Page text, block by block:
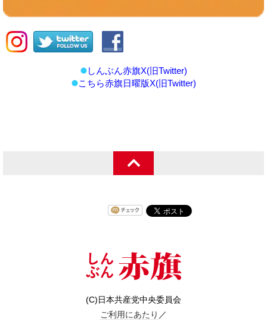
しんぶん赤旗X(旧Twitter)
こちら赤旗日曜版X(旧Twitter)
(C)日本共産党中央委員会
ご利用にあたり ／